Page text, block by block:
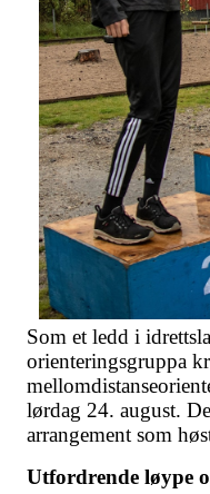
Som et ledd i
orienteringsgruppa
lørdag 24. august.
arrangement som
Utfordrende løype